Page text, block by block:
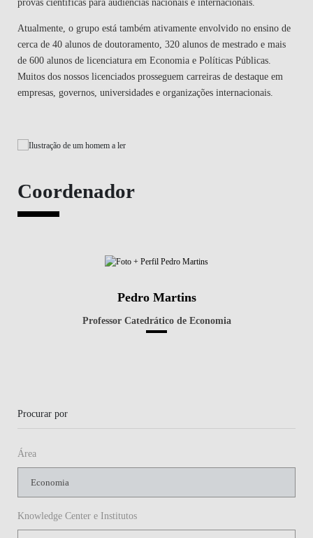
provas científicas para audiências nacionais e internacionais.
Atualmente, o grupo está também ativamente envolvido no ensino de
cerca de 40 alunos de doutoramento, 320 alunos de mestrado e mais
de 600 alunos de licenciatura em Economia e Políticas Públicas.
Muitos dos nossos licenciados prosseguem carreiras de destaque em
empresas, governos, universidades e organizações internacionais.
Coordenador
Pedro Martins
Professor Catedrático de Economia
Procurar por
Área
Knowledge Center e Institutos